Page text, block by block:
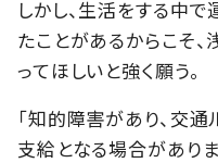
しかし、生活をする中
たことがあるからこそ
ってほしいと強く願う。
「知的障害があり、交
支給となる場合があり